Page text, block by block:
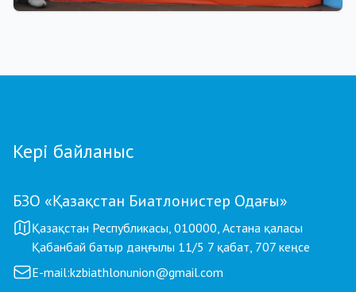
Кері байланыс
БЗО «Қазақстан Биатлонистер Одағы»
Қазақстан Республикасы, 010000, Астана қаласы
Қабанбай батыр даңғылы 11/5 7 қабат, 707 кеңсе
E-mail:kzbiathlonunion@gmail.com